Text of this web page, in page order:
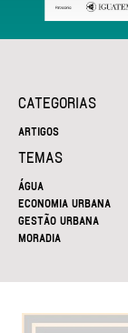
CATEGORIAS
ARTIGOS
TEMAS
ÁGUA
ECONOMIA URBANA
GESTÃO URBANA
MORADIA